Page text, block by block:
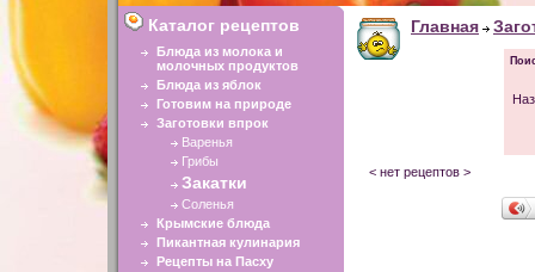
Каталог рецептов
Блюда из молока и
молочных продуктов
Блюда из яблок
Готовим на природе
Заготовки впрок
Варенья
Грибы
Закатки
Соленья
Крымские блюда
Пикантная кулинария
Рецепты на Пасху
Главная
< нет рецептов >